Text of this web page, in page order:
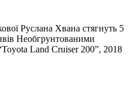
Руслана Хвана стягнуть 5
Необгрунтованими
Land Cruiser 200”, 2018